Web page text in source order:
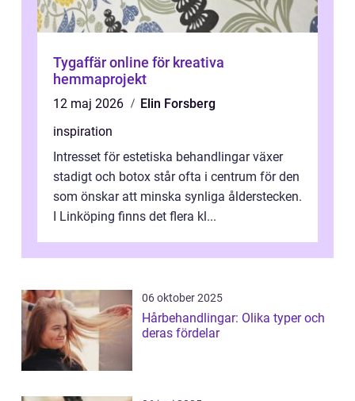
Tygaffär online för kreativa
hemmaprojekt
12 maj 2026
Elin Forsberg
inspiration
Intresset för estetiska behandlingar växer
stadigt och botox står ofta i centrum för den
som önskar att minska synliga ålderstecken.
I Linköping finns det flera kl...
06 oktober 2025
Hårbehandlingar: Olika typer och
deras fördelar